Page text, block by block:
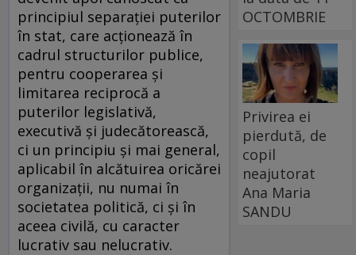
principiul separației puterilor
în stat, care acționează în
cadrul structurilor publice,
pentru cooperarea și
limitarea reciprocă a
puterilor legislativă,
executivă și judecătorească,
ci un principiu și mai general,
aplicabil în alcătuirea oricărei
organizații, nu numai în
societatea politică, ci și în
aceea civilă, cu caracter
lucrativ sau nelucrativ.
OCTOMBRIE
Privirea ei
pierdută, de
copil
neajutorat
Ana Maria
SANDU